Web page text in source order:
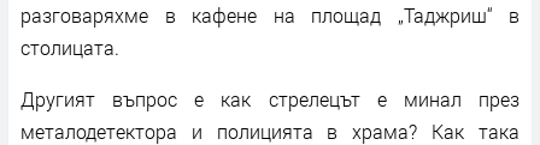
разговаряхме в кафене на площад „Таджриш“ в
столицата.
Другият въпрос е как стрелецът е минал през
металодетектора и полицията в храма? Как така